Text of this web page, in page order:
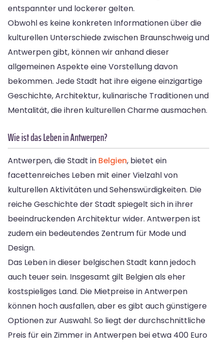
entspannter und lockerer gelten.
Obwohl es keine konkreten Informationen über die
kulturellen Unterschiede zwischen Braunschweig und
Antwerpen gibt, können wir anhand dieser
allgemeinen Aspekte eine Vorstellung davon
bekommen. Jede Stadt hat ihre eigene einzigartige
Geschichte, Architektur, kulinarische Traditionen und
Mentalität, die ihren kulturellen Charme ausmachen.
Wie ist das Leben in Antwerpen?
Antwerpen, die Stadt in Belgien, bietet ein
facettenreiches Leben mit einer Vielzahl von
kulturellen Aktivitäten und Sehenswürdigkeiten. Die
reiche Geschichte der Stadt spiegelt sich in ihrer
beeindruckenden Architektur wider. Antwerpen ist
zudem ein bedeutendes Zentrum für Mode und
Design.
Das Leben in dieser belgischen Stadt kann jedoch
auch teuer sein. Insgesamt gilt Belgien als eher
kostspieliges Land. Die Mietpreise in Antwerpen
können hoch ausfallen, aber es gibt auch günstigere
Optionen zur Auswahl. So liegt der durchschnittliche
Preis für ein Zimmer in Antwerpen bei etwa 400 Euro